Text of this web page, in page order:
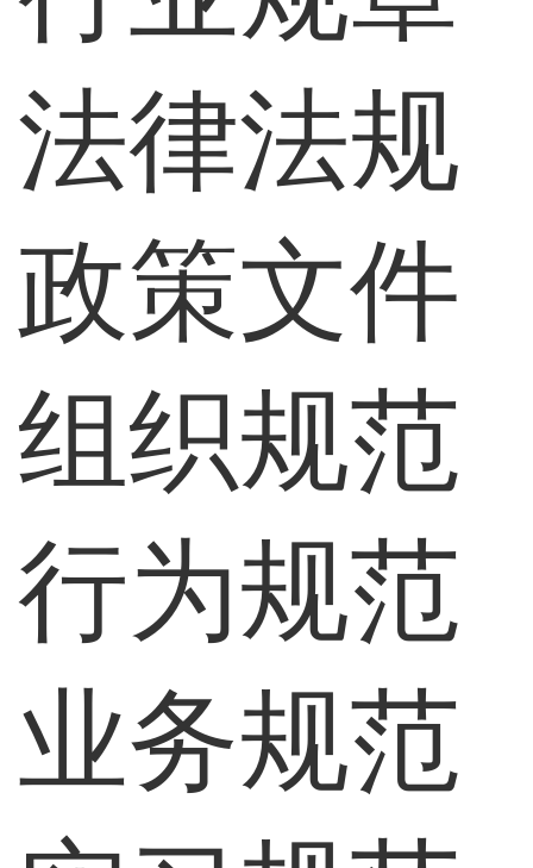
法律法规
政策文件
组织规范
行为规范
业务规范